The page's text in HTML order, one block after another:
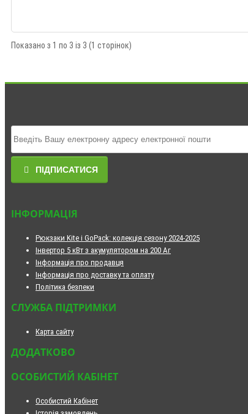
Показано з 1 по 3 із 3 (1 сторінок)
ПІДПИСАТИСЯ
ІНФОРМАЦІЯ
Рюкзаки Kite і GoPack: колекція сезону 2024-2025
Інвертор 5 кВт з акумулятором на 200 Аг
Інформація про продавця
Інформація про доставку та оплату
Політика безпеки
СЛУЖБА ПІДТРИМКИ
Карта сайту
ДОДАТКОВО
ОСОБИСТИЙ КАБІНЕТ
Особистий Кабінет